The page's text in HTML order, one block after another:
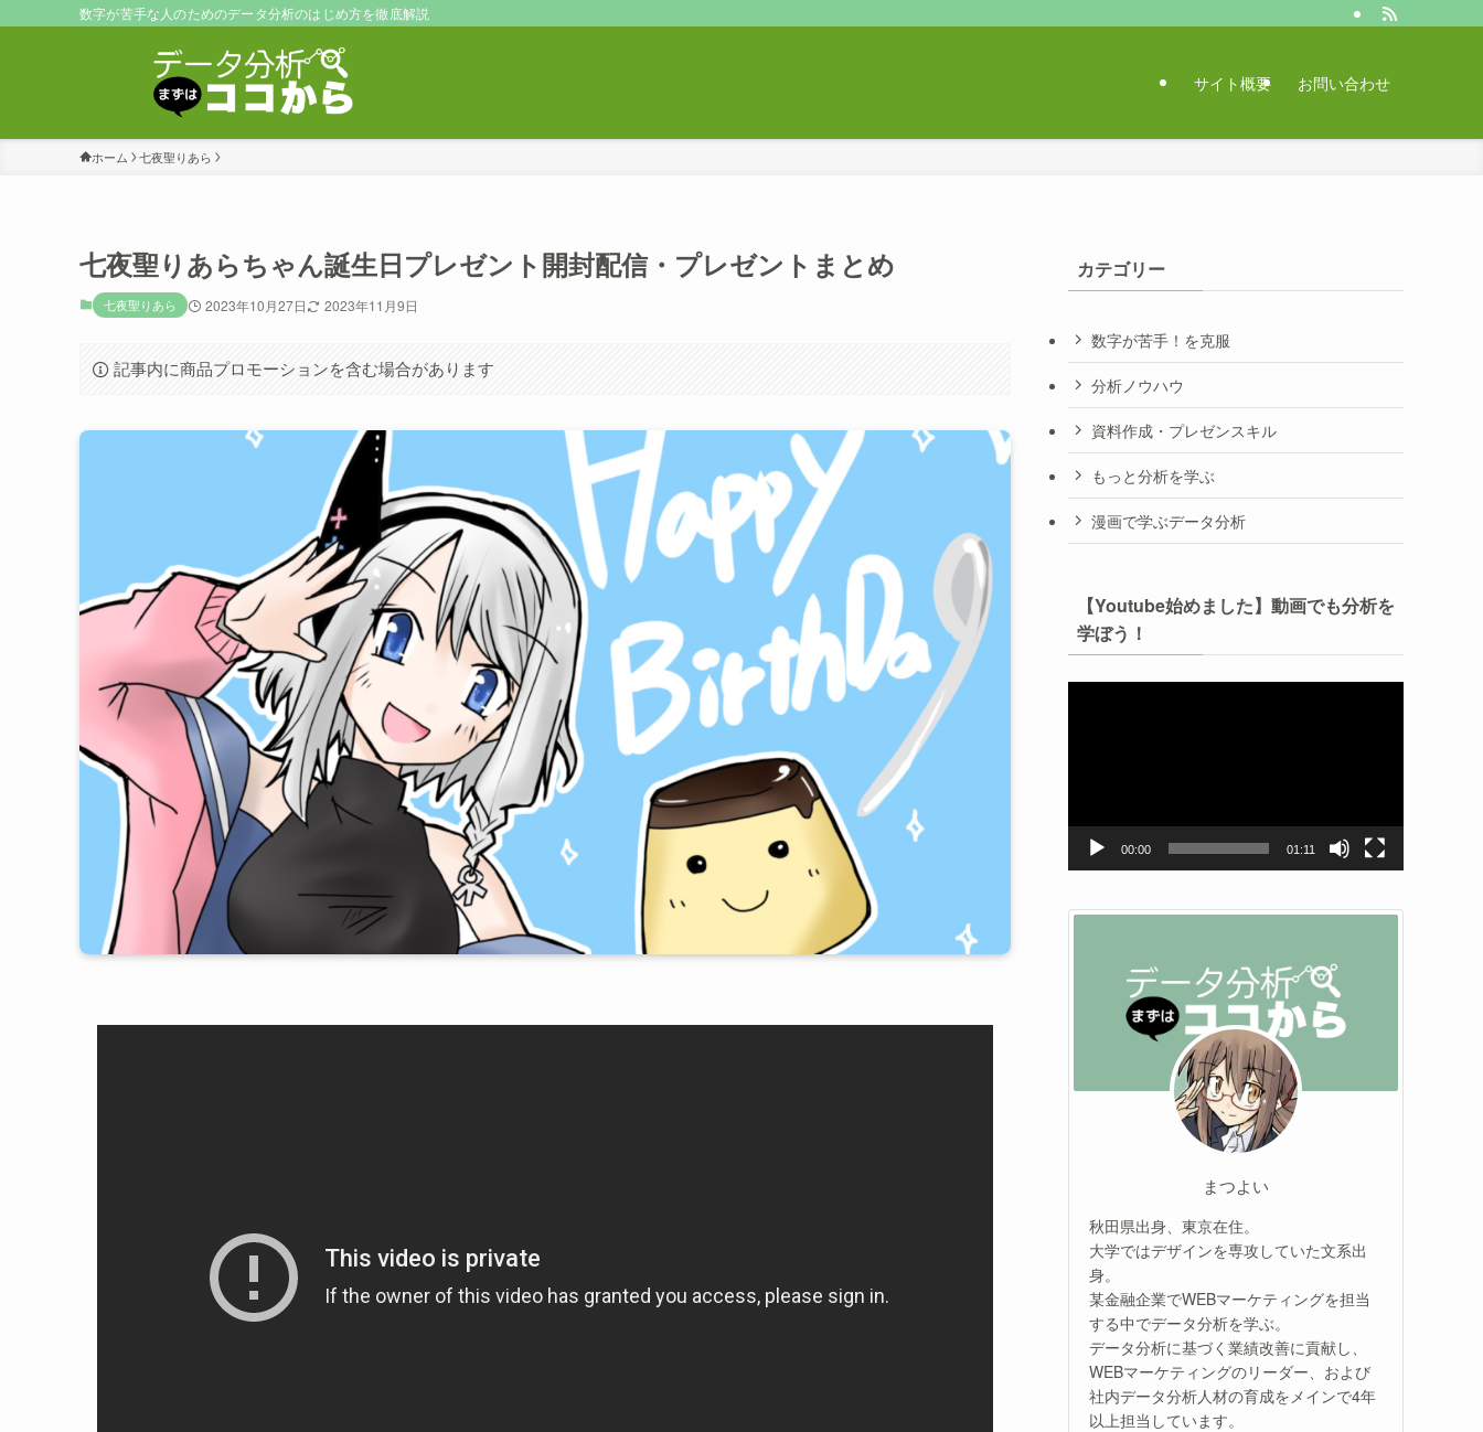
数字が苦手な人のためのデータ分析のはじめ方を徹底解説
サイト概要 お問い合わせ
ホーム 七夜聖りあら
七夜聖りあらちゃん誕生日プレゼント開封配信・プレゼントまとめ
七夜聖りあら 2023年10月27日 2023年11月9日
記事内に商品プロモーションを含む場合があります
カテゴリー
数字が苦手！を克服
分析ノウハウ
資料作成・プレゼンスキル
もっと分析を学ぶ
漫画で学ぶデータ分析
【Youtube始めました】動画でも分析を
学ぼう！
00:00 01:11
まつよい
秋田県出身、東京在住。
大学ではデザインを専攻していた文系出
身。
某金融企業でWEBマーケティングを担当
する中でデータ分析を学ぶ。
データ分析に基づく業績改善に貢献し、
WEBマーケティングのリーダー、および
社内データ分析人材の育成をメインで4年
以上担当しています。